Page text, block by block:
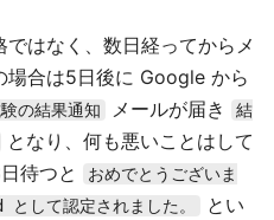
はなく、数日経ってからメ
場合は5日後に Google から
結果通知 メールが届き
結
となり、何も悪いことはして
待つと
おめでとうございま
て認定されました。
とい